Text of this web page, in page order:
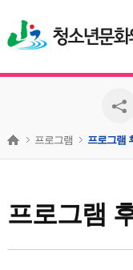
청소년문화
프로그램
프로그램 프로그램